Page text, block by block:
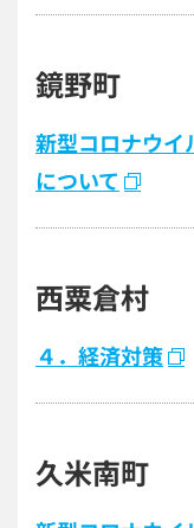
鏡野町
新型コロナウイ
について
西粟倉村
４．経済対策
久米南町